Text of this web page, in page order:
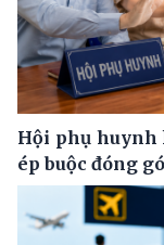
Hội phụ huynh
ép buộc đóng